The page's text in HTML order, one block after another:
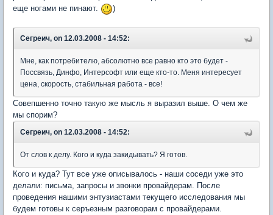
еще ногами не пинают.
)
Сегреич, on 12.03.2008 - 14:52:
Мне, как потребителю, абсолютно все равно кто это будет -
Поссвязь, Динфо, Интерсофт или еще кто-то. Меня интересует
цена, скорость, стабильная работа - все!
Совепшенно точно такую же мысль я выразил выше. О чем же
мы спорим?
Сегреич, on 12.03.2008 - 14:52:
От слов к делу. Кого и куда закидывать? Я готов.
Кого и куда? Тут все уже описывалось - наши соседи уже это
делали: письма, запросы и звонки провайдерам. После
проведения нашими энтузиастами текущего исследования мы
будем готовы к серъезным разговорам с провайдерами.